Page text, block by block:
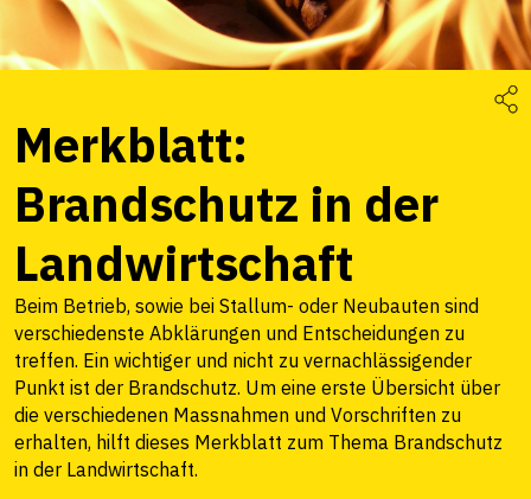
Merkblatt:
Brandschutz in der
Landwirtschaft
Beim Betrieb, sowie bei Stallum- oder Neubauten sind
verschiedenste Abklärungen und Entscheidungen zu
treffen. Ein wichtiger und nicht zu vernachlässigender
Punkt ist der Brandschutz. Um eine erste Übersicht über
die verschiedenen Massnahmen und Vorschriften zu
erhalten, hilft dieses Merkblatt zum Thema Brandschutz
in der Landwirtschaft.